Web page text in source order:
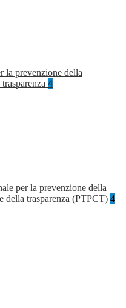
la prevenzione della
4
per la prevenzione della
della trasparenza (PTPCT) 4